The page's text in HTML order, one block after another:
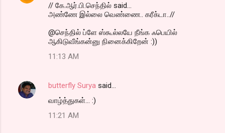
// கே.ஆர்.பி.செந்தில் said...
அண்ணே இல்லை வெண்ணை.. கரீக்டா..//
@செந்தில் ப்ளே ஸ்கூல்லயே நீங்க ஃபெயில்
ஆகிடுவீங்கன்னு நினைக்கிறேன் :))
11:13 AM
butterfly Surya said…
வாழ்த்துகள்... :)
11:21 AM